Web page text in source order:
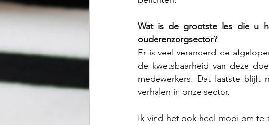
Wat is de grootste les die u
ouderenzorgsector?
Er is veel veranderd de
de kwetsbaarheid van deze
medewerkers. Dat laatste blijft
verhalen in onze sector.
Ik vind het ook heel mooi om te